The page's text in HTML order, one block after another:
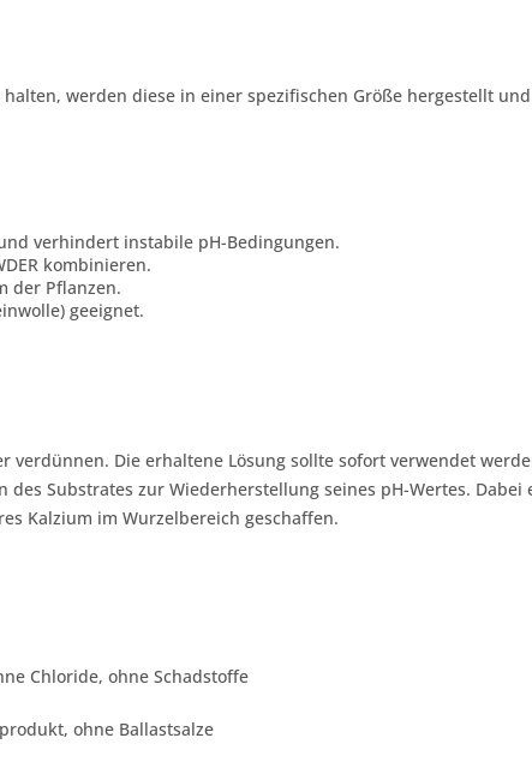
werden diese in einer spezifischen Größe hergestellt
verhindert instabile pH-Bedingungen.
kombinieren.
der Pflanzen.
geeignet.
verdünnen. Die erhaltene Lösung sollte sofort verwendet
des Substrates zur Wiederherstellung seines pH-Wertes.
Kalzium im Wurzelbereich geschaffen.
Chloride, ohne Schadstoffe
ohne Ballastsalze